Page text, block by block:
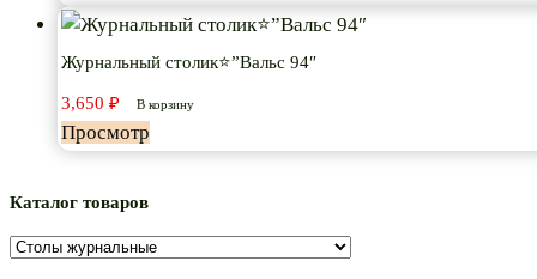
Журнальный столик⭐”Вальс 94″
3,650 ₽ В корзину
Просмотр
Каталог товаров